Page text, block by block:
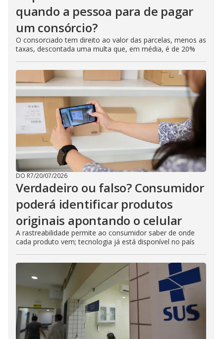
quando a pessoa para de pagar
um consórcio?
O consorciado tem direito ao valor das parcelas, menos as
taxas, descontada uma multa que, em média, é de 20%
DO R7/20/07/2026
Verdadeiro ou falso? Consumidor
poderá identificar produtos
originais apontando o celular
A rastreabilidade permite ao consumidor saber de onde
cada produto vem; tecnologia já está disponível no país